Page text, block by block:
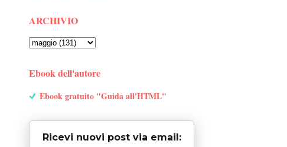
ARCHIVIO
Ebook dell'autore
Ebook gratuito "Guida all'HTML"
Ricevi nuovi post via email: